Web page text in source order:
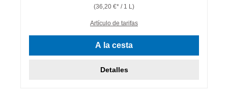
(36,20 €* / 1 L)
Artículo de tarifas
A la cesta
Detalles